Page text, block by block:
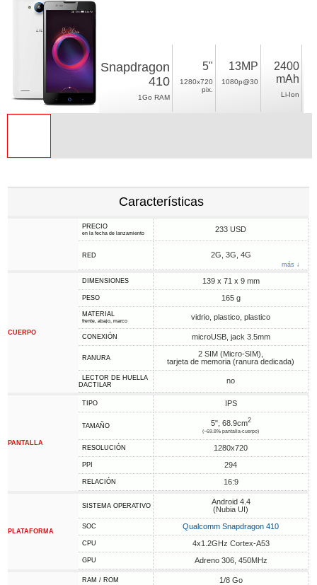
Snapdragon
410
1Go RAM
5"
1280x720
pix.
13MP
1080p@30
2400
mAh
Li-Ion
Características
PRECIO
en la fecha de lanzamiento 233 USD
RED 2G, 3G, 4G
más ↓
CUERPO
DIMENSIONES 139 x 71 x 9 mm
PESO 165 g
MATERIAL
frente, abajo, marco vidrio, plastico, plastico
CONEXIÓN microUSB, jack 3.5mm
RANURA
2 SIM (Micro-SIM),
tarjeta de memoria (ranura dedicada)
LECTOR DE HUELLA
DACTILAR
no
PANTALLA
TIPO IPS
TAMAÑO 5", 68.9cm2
(~69.8% pantalla-cuerpo)
RESOLUCIÓN 1280x720
PPI 294
RELACIÓN 16:9
PLATAFORMA
SISTEMA OPERATIVO
Android 4.4
(Nubia UI)
SOC Qualcomm Snapdragon 410
CPU 4x1.2GHz Cortex-A53
GPU Adreno 306, 450MHz
RAM / ROM 1/8 Go